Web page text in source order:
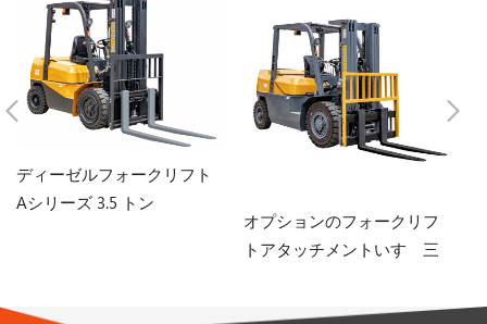
ディーゼルフォークリフト
Aシリーズ 3.5 トン
オプションのフォークリフ
トアタッチメントいすゞ三
ーゼルフォークリフト販売